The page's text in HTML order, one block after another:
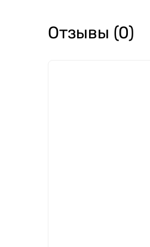
Отзывы (0)